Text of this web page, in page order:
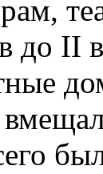
до II